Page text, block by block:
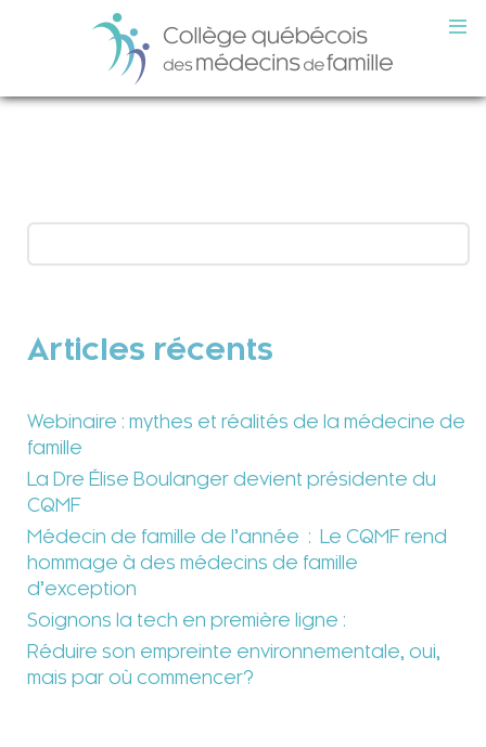
Articles récents
Webinaire : mythes et réalités de la médecine de
famille
La Dre Élise Boulanger devient présidente du
CQMF
Médecin de famille de l’année : Le CQMF rend
hommage à des médecins de famille
d’exception
Soignons la tech en première ligne :
Réduire son empreinte environnementale, oui,
mais par où commencer?